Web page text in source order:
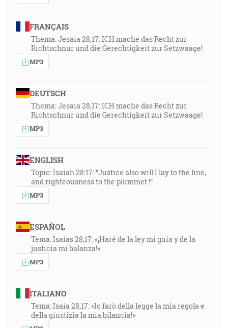
FRANÇAIS
Thema: Jesaia 28,17: ICH mache das Recht zur
Richtschnur und die Gerechtigkeit zur Setzwaage!
MP3
DEUTSCH
Thema: Jesaia 28,17: ICH mache das Recht zur
Richtschnur und die Gerechtigkeit zur Setzwaage!
MP3
ENGLISH
Topic: Isaiah 28:17: “Justice also will I lay to the line,
and righteousness to the plummet.!”
MP3
ESPAÑOL
Tema: Isaías 28,17: «¡Haré de la ley mi guía y de la
justicia mi balanza!»
MP3
ITALIANO
Tema: Isaia 28,17: «Io farò della legge la mia regola e
della giustizia la mia bilancia!»